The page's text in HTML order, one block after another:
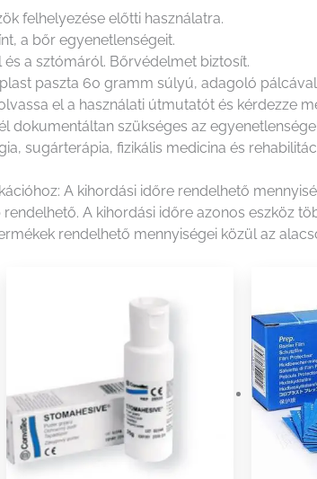
felhelyezése előtti használatra.
a bőr egyenetlenségeit.
a sztómáról. Bőrvédelmet biztosít.
paszta 60 gramm súlyú, adagoló
el a használati útmutatót és kérdezze
dokumentáltan szükséges az
sugárterápia, fizikális medicina és
A kihordási időre rendelhető
A kihordási időre azonos eszköz
rendelhető mennyiségei közül az